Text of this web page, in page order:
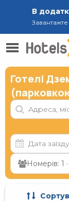
В
Готелі
Номерів: 1